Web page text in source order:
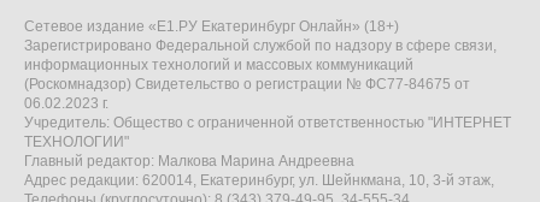
Сетевое издание «Е1.РУ Екатеринбург Онлайн» (18+)
Зарегистрировано Федеральной службой по надзору в сфере связи,
информационных технологий и массовых коммуникаций
(Роскомнадзор) Свидетельство о регистрации № ФС77-84675 от
06.02.2023 г.
Учредитель: Общество с ограниченной ответственностью "ИНТЕРНЕТ
ТЕХНОЛОГИИ"
Главный редактор: Малкова Марина Андреевна
Адрес редакции: 620014, Екатеринбург, ул. Шейнкмана, 10, 3-й этаж,